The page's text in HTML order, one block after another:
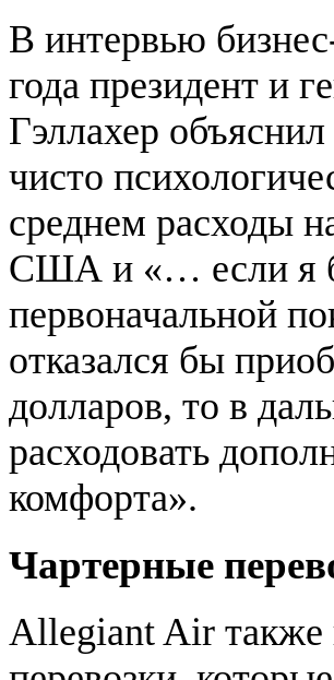
В интервью
года президент и
Гэллахер
чисто
среднем расходы
США и «… если я
первоначальной
отказался бы
долларов, то в
расходовать
комфорта».
Чартерные
Allegiant Air также